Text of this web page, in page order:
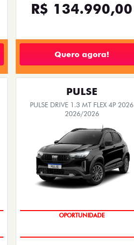
R$ 134.990,00
Quero agora!
PULSE
PULSE DRIVE 1.3 MT FLEX 4P 2026
2026/2026
NOVA VERSÃO